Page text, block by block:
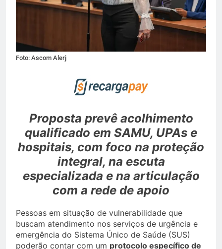
Foto: Ascom Alerj
Proposta prevê acolhimento
qualificado em SAMU, UPAs e
hospitais, com foco na proteção
integral, na escuta
especializada e na articulação
com a rede de apoio
Pessoas em situação de vulnerabilidade que
buscam atendimento nos serviços de urgência e
emergência do Sistema Único de Saúde (SUS)
poderão contar com um protocolo específico de